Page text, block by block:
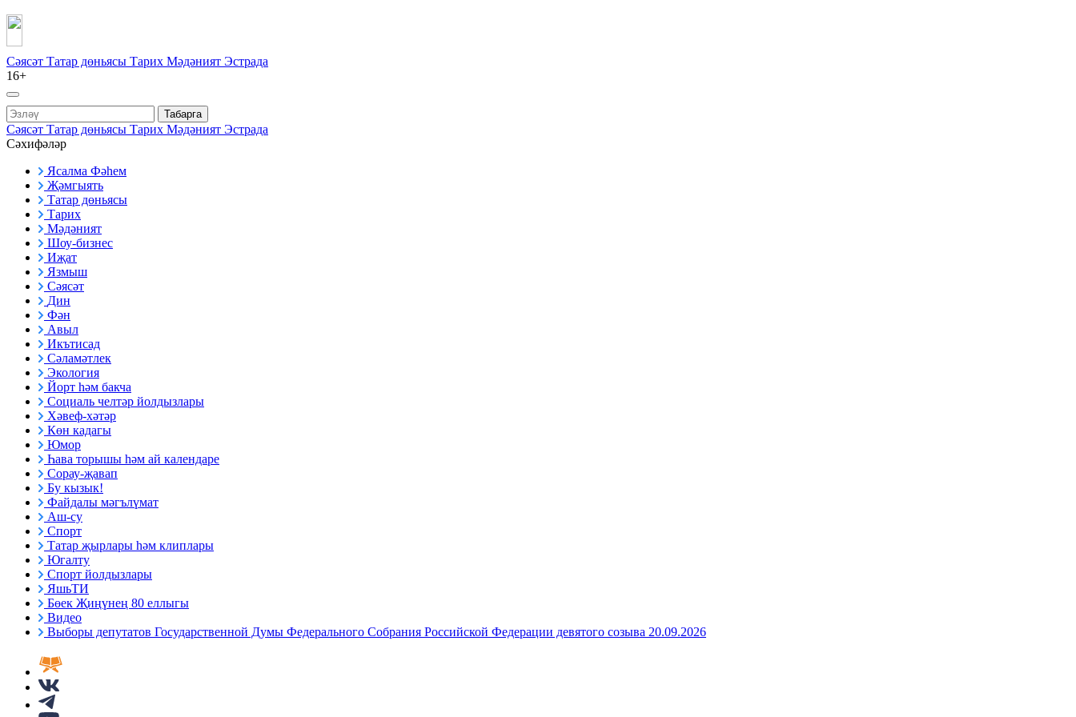
Сәясәт Татар дөньясы Тарих Мәдәният Эстрада
16+
Табарга
Сәясәт Татар дөньясы Тарих Мәдәният Эстрада
Сәхифәләр
Ясалма Фәһем
Җәмгыять
Татар дөньясы
Тарих
Мәдәният
Шоу-бизнес
Иҗат
Язмыш
Сәясәт
Дин
Фән
Авыл
Икътисад
Сәламәтлек
Экология
Йорт һәм бакча
Социаль челтәр йолдызлары
Хәвеф-хәтәр
Көн кадагы
Юмор
Һава торышы һәм ай календаре
Сорау-җавап
Бу кызык!
Файдалы мәгълүмат
Аш-су
Спорт
Татар җырлары һәм клиплары
Югалту
Спорт йолдызлары
ЯшьТИ
Бөек Җиңүнең 80 еллыгы
Видео
Выборы депутатов Государственной Думы Федерального Собрания Российской Федерации девятого созыва 20.09.2026